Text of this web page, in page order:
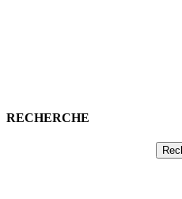
RECHERCHE